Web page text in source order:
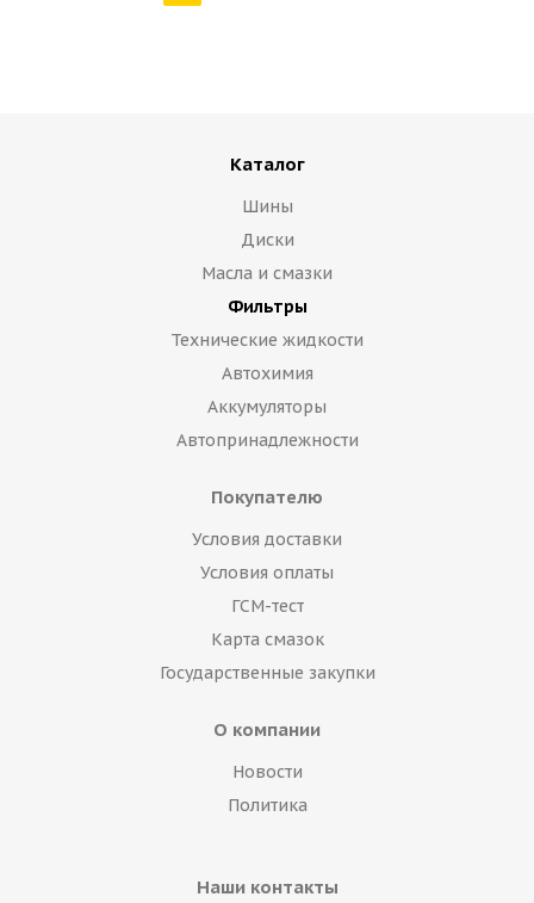
Каталог
Шины
Диски
Масла и смазки
Фильтры
Технические жидкости
Автохимия
Аккумуляторы
Автопринадлежности
Покупателю
Условия доставки
Условия оплаты
ГСМ-тест
Карта смазок
Государственные закупки
О компании
Новости
Политика
Наши контакты